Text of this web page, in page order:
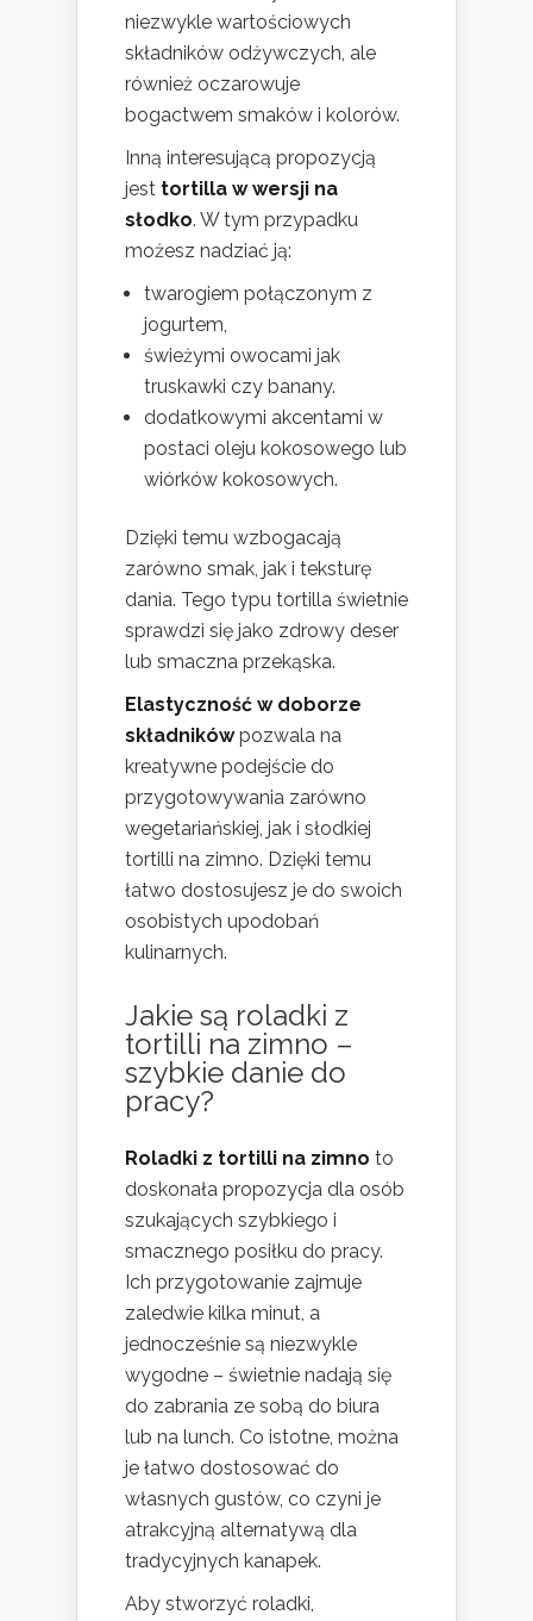
niezwykle wartościowych
składników odżywczych, ale
również oczarowuje
bogactwem smaków i kolorów.
Inną interesującą propozycją
jest tortilla w wersji na
słodko. W tym przypadku
możesz nadziać ją:
twarogiem połączonym z
jogurtem,
świeżymi owocami jak
truskawki czy banany.
dodatkowymi akcentami w
postaci oleju kokosowego lub
wiórków kokosowych.
Dzięki temu wzbogacają
zarówno smak, jak i teksturę
dania. Tego typu tortilla świetnie
sprawdzi się jako zdrowy deser
lub smaczna przekąska.
Elastyczność w doborze
składnikówpozwala na
kreatywne podejście do
przygotowywania zarówno
wegetariańskiej, jak i słodkiej
tortilli na zimno. Dzięki temu
łatwo dostosujesz je do swoich
osobistych upodobań
kulinarnych.
Jakie są roladki z
tortilli na zimno –
szybkie danie do
pracy?
Roladki z tortilli na zimno to
doskonała propozycja dla osób
szukających szybkiego i
smacznego posiłku do pracy.
Ich przygotowanie zajmuje
zaledwie kilka minut, a
jednocześnie są niezwykle
wygodne – świetnie nadają się
do zabrania ze sobą do biura
lub na lunch. Co istotne, można
je łatwo dostosować do
własnych gustów, co czyni je
atrakcyjną alternatywą dla
tradycyjnych kanapek.
Aby stworzyć roladki,